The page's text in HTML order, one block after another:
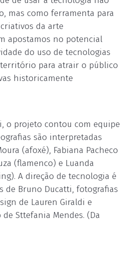
mas como ferramenta para
da arte
apostamos no potencial
do uso de tecnologias
para atrair o público
historicamente
o projeto contou com equipe
são interpretadas
(afoxé), Fabiana Pacheco
(flamenco) e Luanda
A direção de tecnologia é
de Bruno Ducatti, fotografias
de Lauren Giraldi e
Sttefania Mendes. (Da